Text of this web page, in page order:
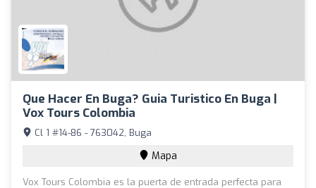
Que Hacer En Buga? Guia Turistico En Buga |
Vox Tours Colombia
Cl 1 #14-86 - 763042, Buga
Mapa
Vox Tours Colombia es la puerta de entrada perfecta para